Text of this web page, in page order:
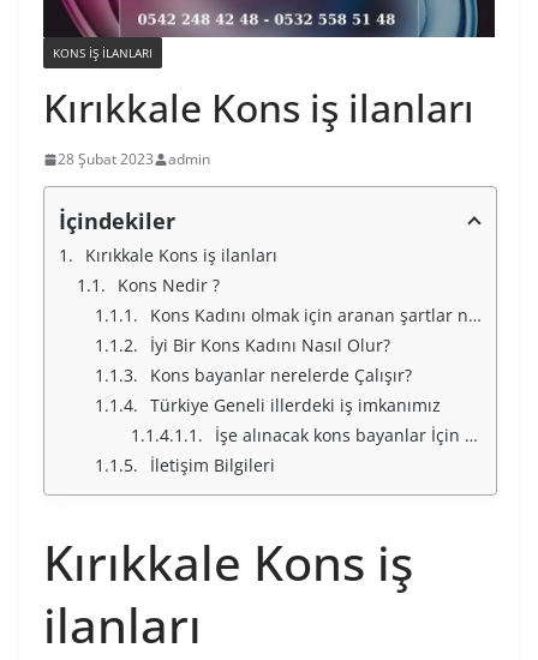
KONS IŞ ILANLARI
Kırıkkale Kons iş ilanları
28 Şubat 2023 admin
İçindekiler
Kırıkkale Kons iş ilanları
Kons Nedir ?
Kons Kadını olmak için aranan şartlar nelerdir ?
İyi Bir Kons Kadını Nasıl Olur?
Kons bayanlar nerelerde Çalışır?
Türkiye Geneli illerdeki iş imkanımız
İşe alınacak kons bayanlar İçin Türkiye Geneli İllerimiz
İletişim Bilgileri
Kırıkkale Kons iş
ilanları